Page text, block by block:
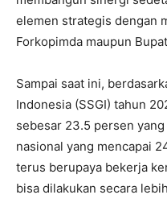
elemen strategis dengan
Forkopimda maupun
Sampai saat ini,
Indonesia (SSGI) tahun
sebesar 23.5 persen
nasional yang mencapai
terus berupaya bekerja
bisa dilakukan secara